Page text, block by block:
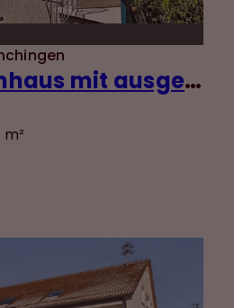
Zweifamilienhaus mit ausgebautem DG, Garten und Garage in ruhiger Lage von Münchingen!